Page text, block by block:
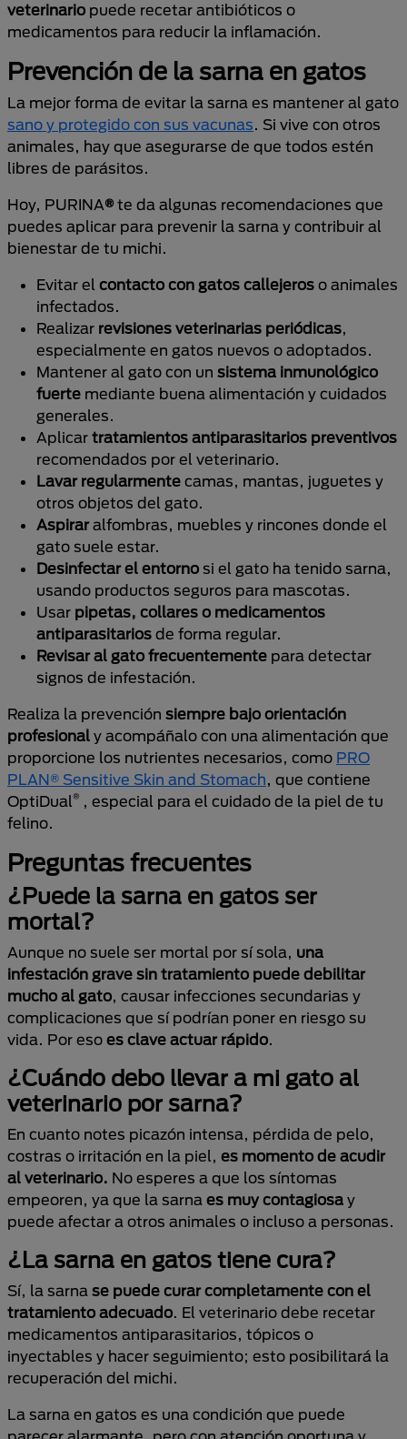
veterinario puede recetar antibióticos o
medicamentos para reducir la inflamación.
Prevención de la sarna en gatos
La mejor forma de evitar la sarna es mantener al gato
sano y protegido con sus vacunas. Si vive con otros
animales, hay que asegurarse de que todos estén
libres de parásitos.
Hoy, PURINA® te da algunas recomendaciones que
puedes aplicar para prevenir la sarna y contribuir al
bienestar de tu michi.
Evitar el contacto con gatos callejeros o animales
infectados.
Realizar revisiones veterinarias periódicas,
especialmente en gatos nuevos o adoptados.
Mantener al gato con un sistema inmunológico
fuerte mediante buena alimentación y cuidados
generales.
Aplicar tratamientos antiparasitarios preventivos
recomendados por el veterinario.
Lavar regularmente camas, mantas, juguetes y
otros objetos del gato.
Aspiraralfombras, muebles y rincones donde el
gato suele estar.
Desinfectar el entorno si el gato ha tenido sarna,
usando productos seguros para mascotas.
Usar pipetas, collares o medicamentos
antiparasitarios de forma regular.
Revisar al gato frecuentemente para detectar
signos de infestación.
Realiza la prevención siempre bajo orientación
profesional y acompáñalo con una alimentación que
proporcione los nutrientes necesarios, como PRO
PLAN® Sensitive Skin and Stomach, que contiene
OptiDual® , especial para el cuidado de la piel de tu
felino.
Preguntas frecuentes
¿Puede la sarna en gatos ser
mortal?
Aunque no suele ser mortal por sí sola, una
infestación grave sin tratamiento puede debilitar
mucho al gato, causar infecciones secundarias y
complicaciones que sí podrían poner en riesgo su
vida. Por eso es clave actuar rápido.
¿Cuándo debo llevar a mi gato al
veterinario por sarna?
En cuanto notes picazón intensa, pérdida de pelo,
costras o irritación en la piel, es momento de acudir
al veterinario. No esperes a que los síntomas
empeoren, ya que la sarna es muy contagiosa y
puede afectar a otros animales o incluso a personas.
¿La sarna en gatos tiene cura?
Sí, la sarna se puede curar completamente con el
tratamiento adecuado. El veterinario debe recetar
medicamentos antiparasitarios, tópicos o
inyectables y hacer seguimiento; esto posibilitará la
recuperación del michi.
La sarna en gatos es una condición que puede